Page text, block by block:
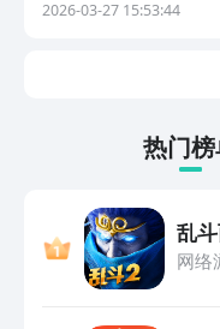
2026-03-27 15:53:44
热门
乱
网络